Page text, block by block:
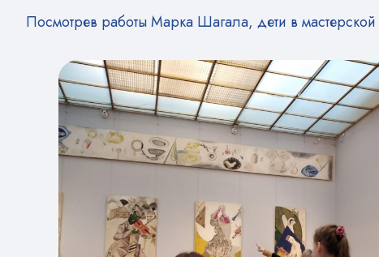
Посмотрев работы Марка Шагала, дети в